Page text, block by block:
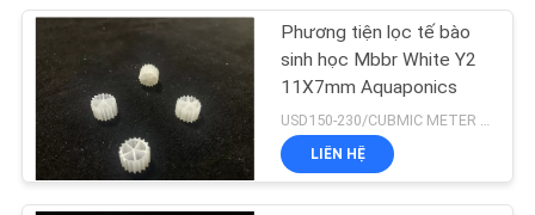
Phương tiện lọc tế
bào sinh học
Phương tiện lọc tế bào
sinh học Mbbr White Y2
11X7mm Aquaponics
USD150-230/CUBMIC METER MOQ:1CubmicMeter
LIÊN HỆ